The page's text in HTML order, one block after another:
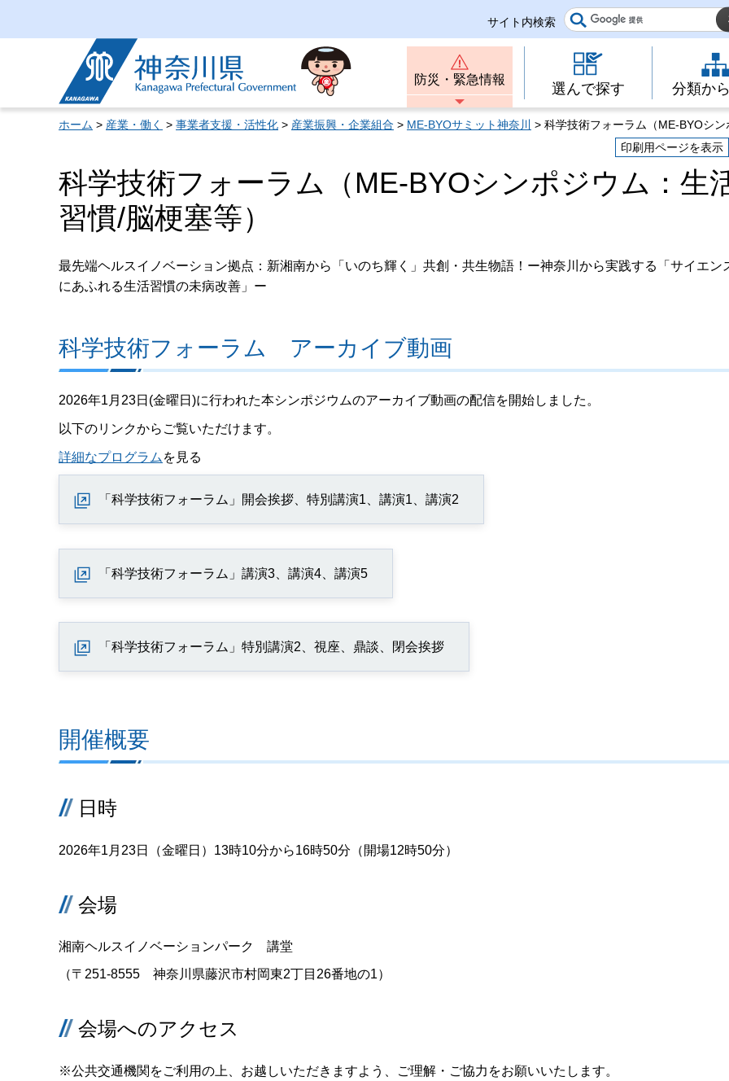
サイト内検索
神奈川県
防災・緊急情報
選んで探す 分類か
ホーム > 産業・働く > 事業者支援・活性化 > 産業振興・企業組合 > ME-BYOサミット神奈川
> 科学技術フォーラム（ME-BYOシ
印刷用ページを表示
科学技術フォーラム（ME-BYOシンポジウム：生
習慣/脳梗塞等）
最先端ヘルスイノベーション拠点：新湘南から「いのち輝く」共創・共生物語！ー神奈川から実践する「サイエン
にあふれる生活習慣の未病改善」ー
科学技術フォーラム アーカイブ動画
2026年1月23日(金曜日)に行われた本シンポジウムのアーカイブ動画の配信を開始しました。
以下のリンクからご覧いただけます。
詳細なプログラム を見る
「科学技術フォーラム」開会挨拶、特別講演1、講演1、講演2
「科学技術フォーラム」講演3、講演4、講演5
「科学技術フォーラム」特別講演2、視座、鼎談、閉会挨拶
開催概要
日時
2026年1月23日（金曜日）13時10分から16時50分（開場12時50分）
会場
湘南ヘルスイノベーションパーク 講堂
（〒251-8555 神奈川県藤沢市村岡東2丁目26番地の1）
会場へのアクセス
※公共交通機関をご利用の上、お越しいただきますよう、ご理解・ご協力をお願いいたします。